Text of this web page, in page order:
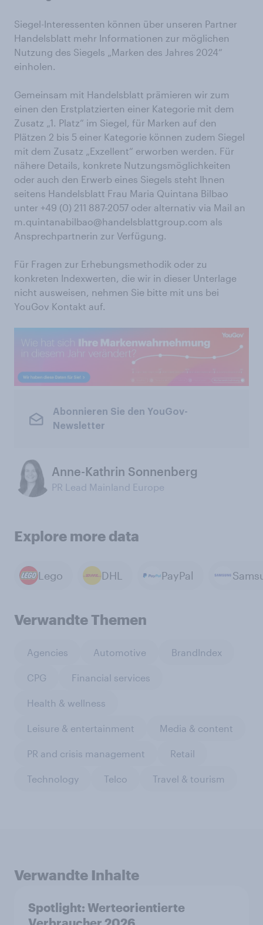
Siegel-Interessenten können über unseren Partner
Handelsblatt mehr Informationen zur möglichen
Nutzung des Siegels „Marken des Jahres 2024“
einholen.
Gemeinsam mit Handelsblatt prämieren wir zum
einen den Erstplatzierten einer Kategorie mit dem
Zusatz „1. Platz“ im Siegel, für Marken auf den
Plätzen 2 bis 5 einer Kategorie können zudem Siegel
mit dem Zusatz „Exzellent“ erworben werden. Für
nähere Details, konkrete Nutzungsmöglichkeiten
oder auch den Erwerb eines Siegels steht Ihnen
seitens Handelsblatt Frau Maria Quintana Bilbao
unter +49 (0) 211 887-2057 oder alternativ via Mail an
m.quintanabilbao@handelsblattgroup.com als
Ansprechpartnerin zur Verfügung.
Für Fragen zur Erhebungsmethodik oder zu
konkreten Indexwerten, die wir in dieser Unterlage
nicht ausweisen, nehmen Sie bitte mit uns bei
YouGov Kontakt auf.
Abonnieren Sie den YouGov-
Newsletter
Anne-Kathrin Sonnenberg
PR Lead Mainland Europe
Explore more data
Lego DHL PayPal
Verwandte Themen
Agencies Automotive BrandIndex
CPG Financial services
Health & wellness
Leisure & entertainment Media & content
PR and crisis management Retail
Technology Telco Travel & tourism
Verwandte Inhalte
Spotlight: Werteorientierte